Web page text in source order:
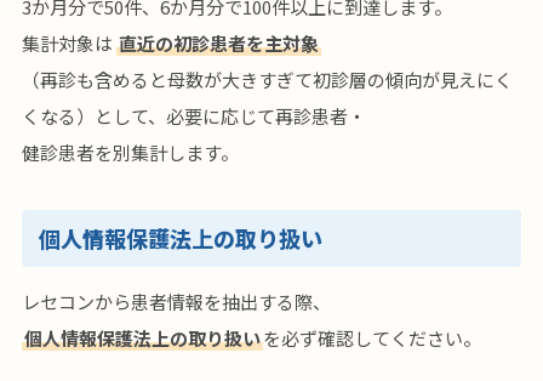
3か月分で50件、6か月分で100件以上に到達します。
集計対象は 直近の初診患者を主対象
（再診も含めると母数が大きすぎて初診層の傾向が見えにく
くなる）として、必要に応じて再診患者・
健診患者を別集計します。
個人情報保護法上の取り扱い
レセコンから患者情報を抽出する際、
個人情報保護法上の取り扱いを必ず確認してください。